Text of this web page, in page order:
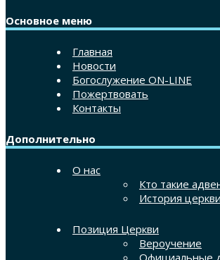
Основное меню
Главная
Новости
Богослужение ON-LINE
Пожертвовать
Контакты
Дополнительно
О нас
Кто такие
История церкви
Позиция Церкви
Вероучение
Официальные